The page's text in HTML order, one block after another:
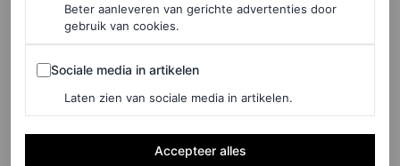
Op zoek naar inspiratie? Dit zijn onze favorieten.
Loewe
Beter aanleveren van gerichte advertenties door
gebruik van cookies.
Sociale media in artikelen
Sociale media in artikelen
Laten zien van sociale media in artikelen.
Accepteer alles